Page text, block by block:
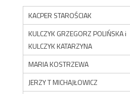
KACPER STAROŚCIAK
KULCZYK GRZEGORZ POLIŃSKA i
KULCZYK KATARZYNA
MARIA KOSTRZEWA
JERZY T MICHAJŁOWICZ